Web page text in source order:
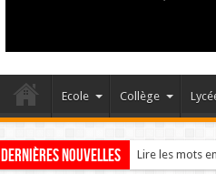
Ecole Collège
Dernières nouvelles Lire les mots